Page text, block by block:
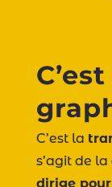
C’est la
s’agit de la
dirige